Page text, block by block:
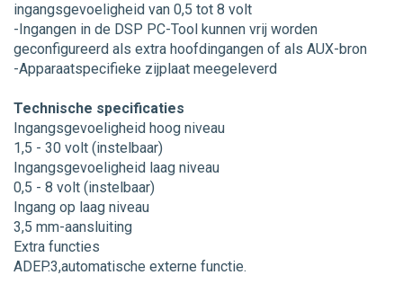
ingangsgevoeligheid van 0,5 tot 8 volt
-Ingangen in de DSP PC-Tool kunnen vrij worden
geconfigureerd als extra hoofdingangen of als AUX-bron
-Apparaatspecifieke zijplaat meegeleverd
Technische specificaties
Ingangsgevoeligheid hoog niveau
1,5 - 30 volt (instelbaar)
Ingangsgevoeligheid laag niveau
0,5 - 8 volt (instelbaar)
Ingang op laag niveau
3,5 mm-aansluiting
Extra functies
ADEP.3,automatische externe functie.